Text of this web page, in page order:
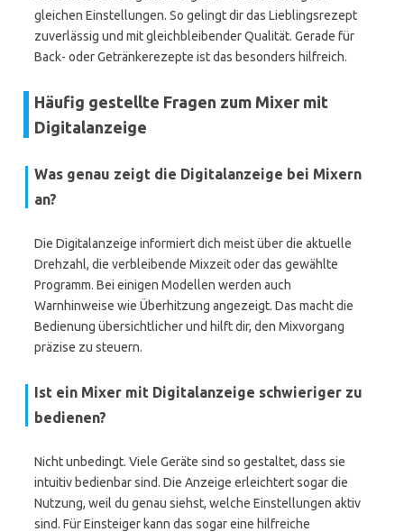
gleichen Einstellungen. So gelingt dir das Lieblingsrezept
zuverlässig und mit gleichbleibender Qualität. Gerade für
Back- oder Getränkerezepte ist das besonders hilfreich.
Häufig gestellte Fragen zum Mixer mit
Digitalanzeige
Was genau zeigt die Digitalanzeige bei Mixern
an?
Die Digitalanzeige informiert dich meist über die aktuelle
Drehzahl, die verbleibende Mixzeit oder das gewählte
Programm. Bei einigen Modellen werden auch
Warnhinweise wie Überhitzung angezeigt. Das macht die
Bedienung übersichtlicher und hilft dir, den Mixvorgang
präzise zu steuern.
Ist ein Mixer mit Digitalanzeige schwieriger zu
bedienen?
Nicht unbedingt. Viele Geräte sind so gestaltet, dass sie
intuitiv bedienbar sind. Die Anzeige erleichtert sogar die
Nutzung, weil du genau siehst, welche Einstellungen aktiv
sind. Für Einsteiger kann das sogar eine hilfreiche